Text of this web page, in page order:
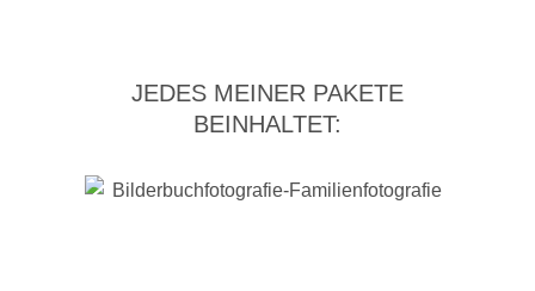
JEDES MEINER PAKETE
BEINHALTET: